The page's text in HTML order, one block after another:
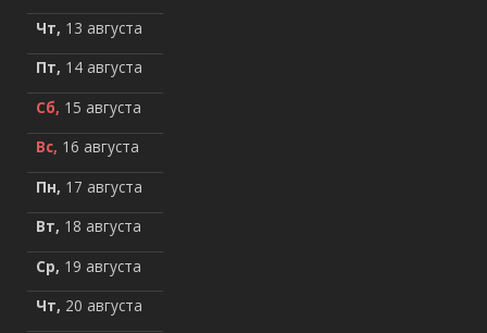
Чт, 13 августа
Пт, 14 августа
Сб, 15 августа
Вс, 16 августа
Пн, 17 августа
Вт, 18 августа
Ср, 19 августа
Чт, 20 августа